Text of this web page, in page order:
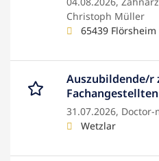
Christoph Müller
65439
Auszubildende/r
31.07.2026, Doctor-
Wetzlar